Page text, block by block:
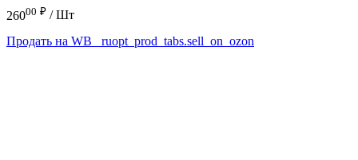
26000 ₽ / Шт
Продать на WB
_ruopt_prod_tabs.sell_on_ozon